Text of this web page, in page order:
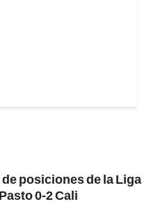
posiciones de la Liga
0-2 Cali